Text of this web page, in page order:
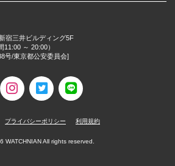
宿三井ビルディング5F
～ 20:00）
号/東京都公安委員会]
プライバシーポリシー 利用規約
WATCHNIAN All rights reserved.